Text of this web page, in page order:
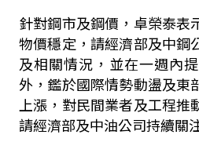
針對鋼市及鋼價，卓榮泰表
物價穩定，請經濟部及中鋼
及相關情況，並在一週內
外，鑑於國際情勢動盪及東
上漲，對民間業者及工程
請經濟部及中油公司持續關